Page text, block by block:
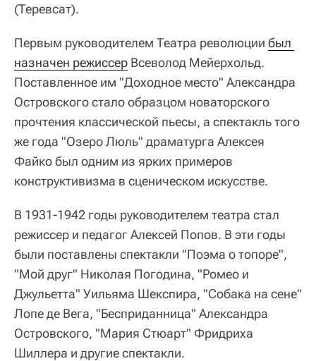
(Теревсат).
Первым руководителем Театра революции был
назначен режиссер Всеволод Мейерхольд.
Поставленное им "Доходное место" Александра
Островского стало образцом новаторского
прочтения классической пьесы, а спектакль того
же года "Озеро Люль" драматурга Алексея
Файко был одним из ярких примеров
конструктивизма в сценическом искусстве.
В 1931-1942 годы руководителем театра стал
режиссер и педагог Алексей Попов. В эти годы
были поставлены спектакли "Поэма о топоре",
"Мой друг" Николая Погодина, "Ромео и
Джульетта" Уильяма Шекспира, "Собака на сене"
Лопе де Вега, "Бесприданница" Александра
Островского, "Мария Стюарт" Фридриха
Шиллера и другие спектакли.